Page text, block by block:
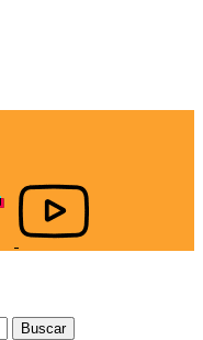
Buscar
Buscar